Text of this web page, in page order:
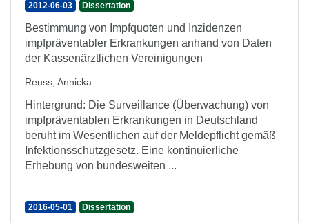
2012-06-03 Dissertation
Bestimmung von Impfquoten und Inzidenzen
impfpräventabler Erkrankungen anhand von Daten
der Kassenärztlichen Vereinigungen
Reuss, Annicka
Hintergrund: Die Surveillance (Überwachung) von
impfpräventablen Erkrankungen in Deutschland
beruht im Wesentlichen auf der Meldepflicht gemäß
Infektionsschutzgesetz. Eine kontinuierliche
Erhebung von bundesweiten ...
2016-05-01 Dissertation